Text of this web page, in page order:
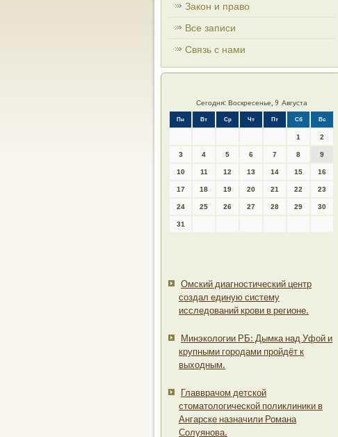
Закон и право
Все записи
Связь с нами
Сегодня: Воскресенье, 9 Августа
Пн Вт Ср Чт Пт Сб Вс
1 2
3 4 5 6 7 8 9
10 11 12 13 14 15 16
17 18 19 20 21 22 23
24 25 26 27 28 29 30
31
Омский диагностический центр
создал единую систему
исследований крови в регионе.
Минэкологии РБ: Дымка над Уфой и
крупными городами пройдёт к
выходным.
Главврачом детской
стоматологической поликлиники в
Ангарске назначили Романа
Солуянова.